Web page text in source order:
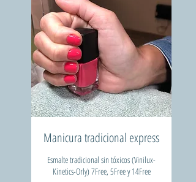
Manicura tradicional express
Esmalte tradicional sin tóxicos (Vinilux-
Kinetics-Orly) 7Free, 5Free y 14Free